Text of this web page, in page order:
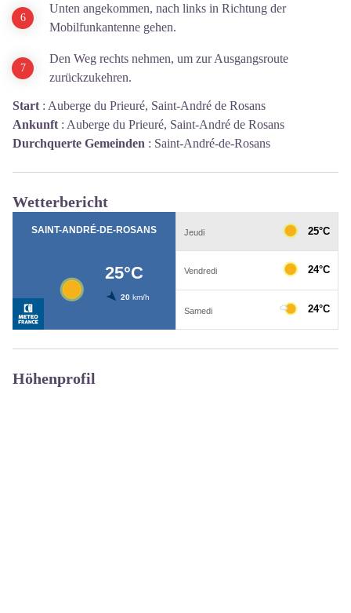
Unten angekommen, nach links in Richtung der
Mobilfunkantenne gehen.
Den Weg rechts nehmen, um zur Ausgangsroute
zurückzukehren.
Start : Auberge du Prieuré, Saint-André de Rosans
Ankunft : Auberge du Prieuré, Saint-André de Rosans
Durchquerte Gemeinden : Saint-André-de-Rosans
Wetterbericht
Höhenprofil